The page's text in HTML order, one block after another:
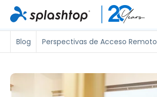
Blog Perspectivas de Acceso Remoto